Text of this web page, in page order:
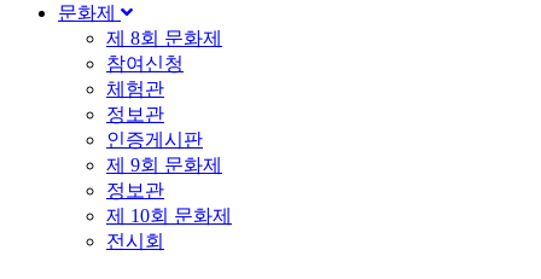
문화제
제 8회 문화제
참여신청
체험관
정보관
인증게시판
제 9회 문화제
정보관
제 10회 문화제
전시회